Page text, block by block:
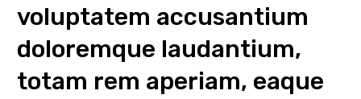
voluptatem accusantium
doloremque laudantium,
totam rem aperiam, eaque